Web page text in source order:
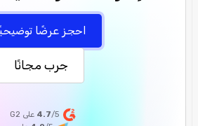
احجز عرضًا
جرب مجانًا
4.7/5 على G2